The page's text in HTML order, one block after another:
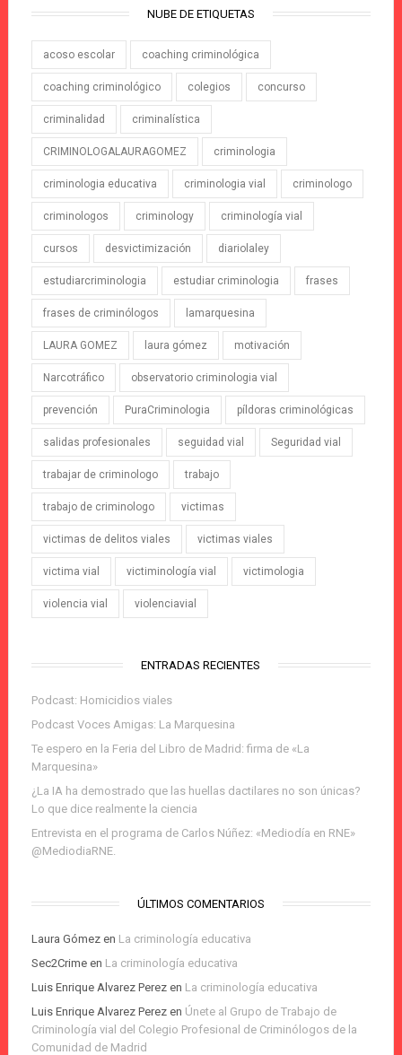
NUBE DE ETIQUETAS
acoso escolar coaching criminológica
coaching criminológico colegios concurso
criminalidad criminalística
CRIMINOLOGALAURAGOMEZ criminologia
criminologia educativa criminologia vial criminologo
criminologos criminology criminología vial
cursos desvictimización diariolaley
estudiarcriminologia estudiar criminologia frases
frases de criminólogos lamarquesina
LAURA GOMEZ laura gómez motivación
Narcotráfico observatorio criminologia vial
prevención PuraCriminologia píldoras criminológicas
salidas profesionales seguidad vial Seguridad vial
trabajar de criminologo trabajo
trabajo de criminologo victimas
victimas de delitos viales victimas viales
victima vial victiminología vial victimologia
violencia vial violenciavial
ENTRADAS RECIENTES
Podcast: Homicidios viales
Podcast Voces Amigas: La Marquesina
Te espero en la Feria del Libro de Madrid: firma de «La
Marquesina»
¿La IA ha demostrado que las huellas dactilares no son únicas?
Lo que dice realmente la ciencia
Entrevista en el programa de Carlos Núñez: «Mediodía en RNE»
@MediodiaRNE.
ÚLTIMOS COMENTARIOS
Laura Gómezen La criminología educativa
Sec2Crimeen La criminología educativa
Luis Enrique Alvarez Perezen La criminología educativa
Luis Enrique Alvarez Perezen Únete al Grupo de Trabajo de
Criminología vial del Colegio Profesional de Criminólogos de la
Comunidad de Madrid